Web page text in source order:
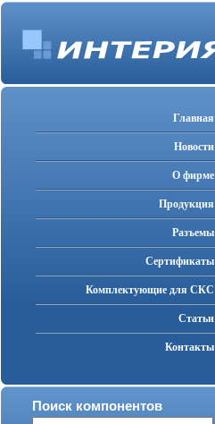
Главная
Новости
О фирме
Продукция
Разъемы
Cертификаты
Комплектующие для СКС
Статьи
Контакты
Поиск компонентов